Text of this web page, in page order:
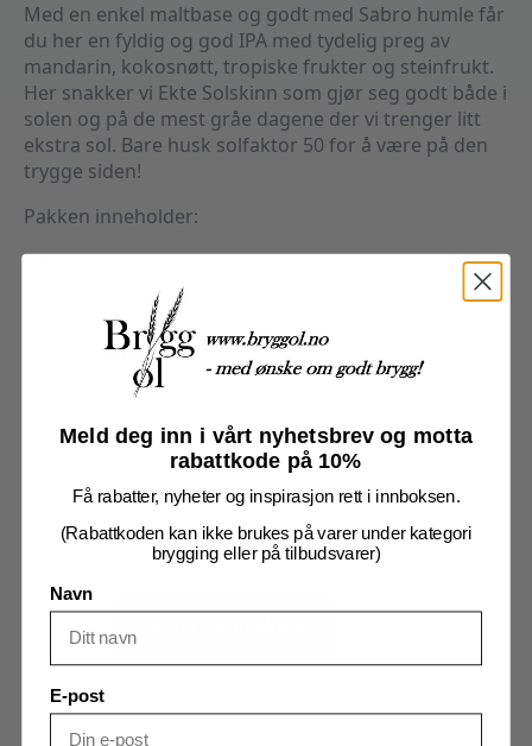
Med en enkel maltbase og godt med Sabro humle får
du her en fyldig og god IPA med tydelig preg av
mandarin, kokosnøtt, tropiske frukter og steinfrukt.
Her snakker vi Ekte Solskinn som gjør seg godt både i
solen og på de mest gråe dagene der vi trenger litt
ekstra sol. Bare husk solfaktor 50 for å være på den
trygge siden!
Pakken inneholder:
7,4 kilo malt (Kvernet)
2 pakker gjær Safale US-04
Gjæring: 14 dager på 19 – 21 C°
Forventet ABV: 6.3%
Alle ingredienser blir pakket for å bevare råvarenes
gode kvalitet, smak og aroma.
Oppskrift i PDF
Solskinn,
Allgrain
Kategorier:Allgrain sett
Meld deg inn i vårt nyhetsbrev og motta
rabattkode på 10%
Få rabatter, nyheter og inspirasjon rett i innboksen.
(Rabattkoden kan ikke brukes på varer under kategori
brygging eller på tilbudsvarer)
Navn
E-post